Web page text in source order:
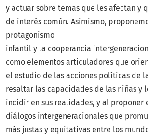
y actuar sobre temas que les afectan y
de interés común. Asimismo,
protagonismo
infantil y la cooperancia
como elementos articuladores que
el estudio de las acciones políticas de
resaltar las capacidades de las niñas y
incidir en sus realidades, y al proponer
diálogos intergeneracionales que
más justas y equitativas entre los